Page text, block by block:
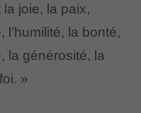
la joie, la paix,
l’humilité, la bonté,
la générosité, la
»